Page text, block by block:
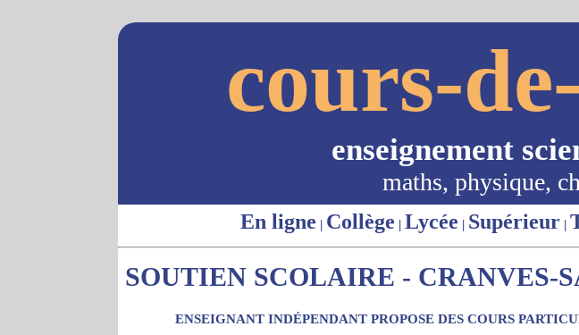
cours-
enseignement
maths, physique,
En ligne | Collège | Lycée | Supérieur |
SOUTIEN SCOLAIRE - CRANVES-
ENSEIGNANT INDÉPENDANT PROPOSE DES COURS